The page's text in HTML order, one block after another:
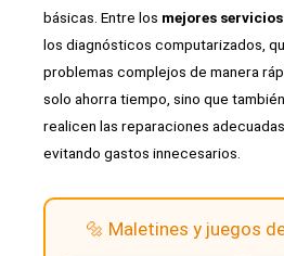
básicas. Entre los mejores servicios
los diagnósticos computarizados,
problemas complejos de manera
solo ahorra tiempo, sino que
realicen las reparaciones
evitando gastos innecesarios.
🔩 Maletines y juegos